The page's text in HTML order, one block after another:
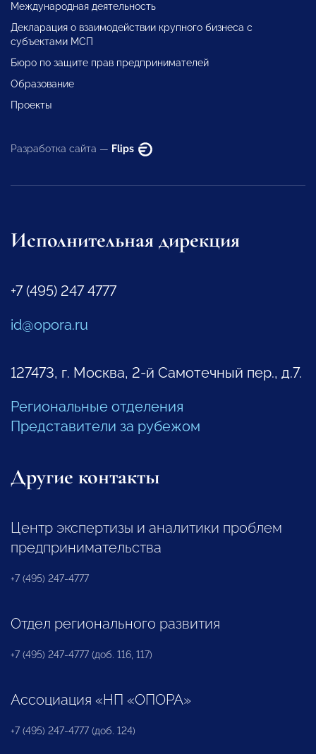
Международная деятельность
Декларация о взаимодействии крупного бизнеса с
субъектами МСП
Бюро по защите прав предпринимателей
Образование
Проекты
Разработка сайта — Flips
Исполнительная дирекция
+7 (495) 247 4777
id@opora.ru
127473, г. Москва, 2-й Самотечный пер., д.7.
Региональные отделения
Представители за рубежом
Другие контакты
Центр экспертизы и аналитики проблем
предпринимательства
+7 (495) 247-4777
Отдел регионального развития
+7 (495) 247-4777 (доб. 116, 117)
Ассоциация «НП «ОПОРА»
+7 (495) 247-4777 (доб. 124)